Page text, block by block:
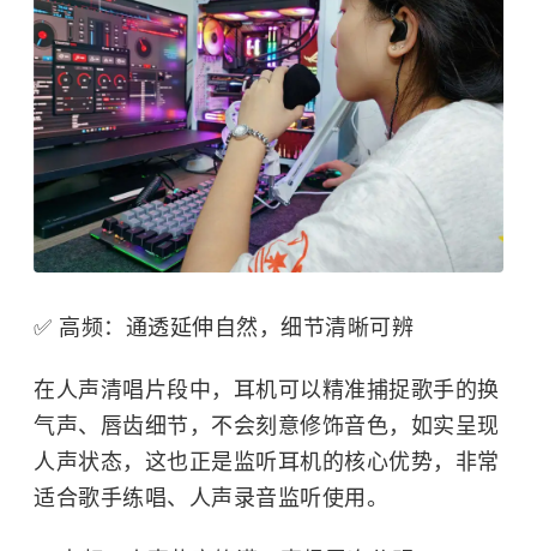
✅ 高频：通透延伸自然，细节清晰可辨
在人声清唱片段中，耳机可以精准捕捉歌手的换
气声、唇齿细节，不会刻意修饰音色，如实呈现
人声状态，这也正是监听耳机的核心优势，非常
适合歌手练唱、人声录音监听使用。